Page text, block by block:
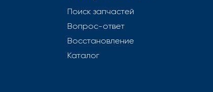
Поиск запчастей
Вопрос-ответ
Восстановление
Каталог